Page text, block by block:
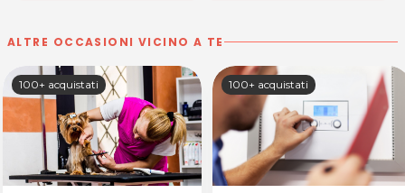
ALTRE OCCASIONI VICINO A TE
100+ acquistati 100+ acquistati